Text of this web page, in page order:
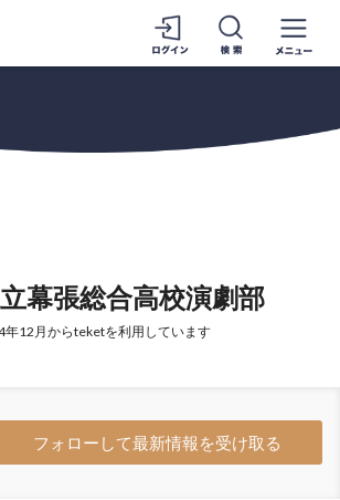
幕張総合高校演劇部
年12月からteketを利用しています
フォローして最新情報を受け取る